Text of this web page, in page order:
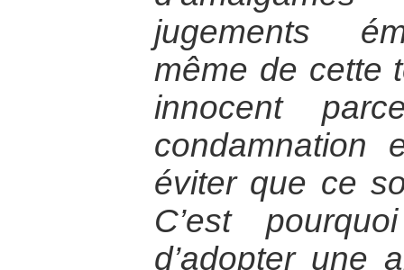
jugements
même de cette
innocent
éviter que ce
C’est
d’adopter une